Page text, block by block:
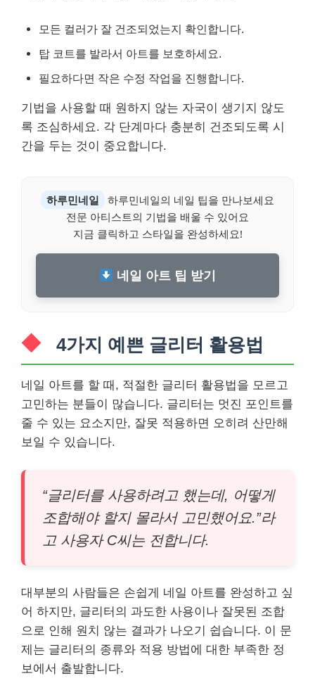
모든 컬러가 잘 건조되었는지 확인합니다.
탑 코트를 발라서 아트를 보호하세요.
필요하다면 작은 수정 작업을 진행합니다.
기법을 사용할 때 원하지 않는 자국이 생기지 않도
록 조심하세요. 각 단계마다 충분히 건조되도록 시
간을 두는 것이 중요합니다.
하루민네일
하루민네일의 네일 팁을 만나보세요
전문 아티스트의 기법을 배울 수 있어요
지금 클릭하고 스타일을 완성하세요!
네일 아트 팁 받기
4가지 예쁜 글리터 활용법
네일 아트를 할 때, 적절한 글리터 활용법을 모르고
고민하는 분들이 많습니다. 글리터는 멋진 포인트를
줄 수 있는 요소지만, 잘못 적용하면 오히려 산만해
보일 수 있습니다.
“글리터를 사용하려고 했는데, 어떻게
조합해야 할지 몰라서 고민했어요.”라
고 사용자 C씨는 전합니다.
대부분의 사람들은 손쉽게 네일 아트를 완성하고 싶
어 하지만, 글리터의 과도한 사용이나 잘못된 조합
으로 인해 원치 않는 결과가 나오기 쉽습니다. 이 문
제는 글리터의 종류와 적용 방법에 대한 부족한 정
보에서 출발합니다.